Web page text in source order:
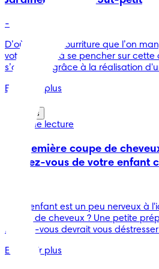
-
D’où vient la nourriture que l’on
votre enfant à se pencher sur cette
s’amusant grâce à la réalisation
En savoir plus
Conseils
2 min de lecture
La première coupe de
rendez-vous de votre enfant
Votre enfant est un peu nerveux à
coupe de cheveux ? Une petite
rendez-vous devrait vous déstresser
En savoir plus